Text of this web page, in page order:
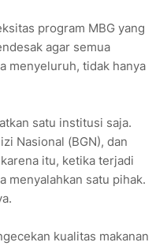
program MBG yang
agar semua
menyeluruh, tidak hanya
satu institusi saja.
Nasional (BGN), dan
itu, ketika terjadi
menyalahkan satu pihak.
kualitas makanan